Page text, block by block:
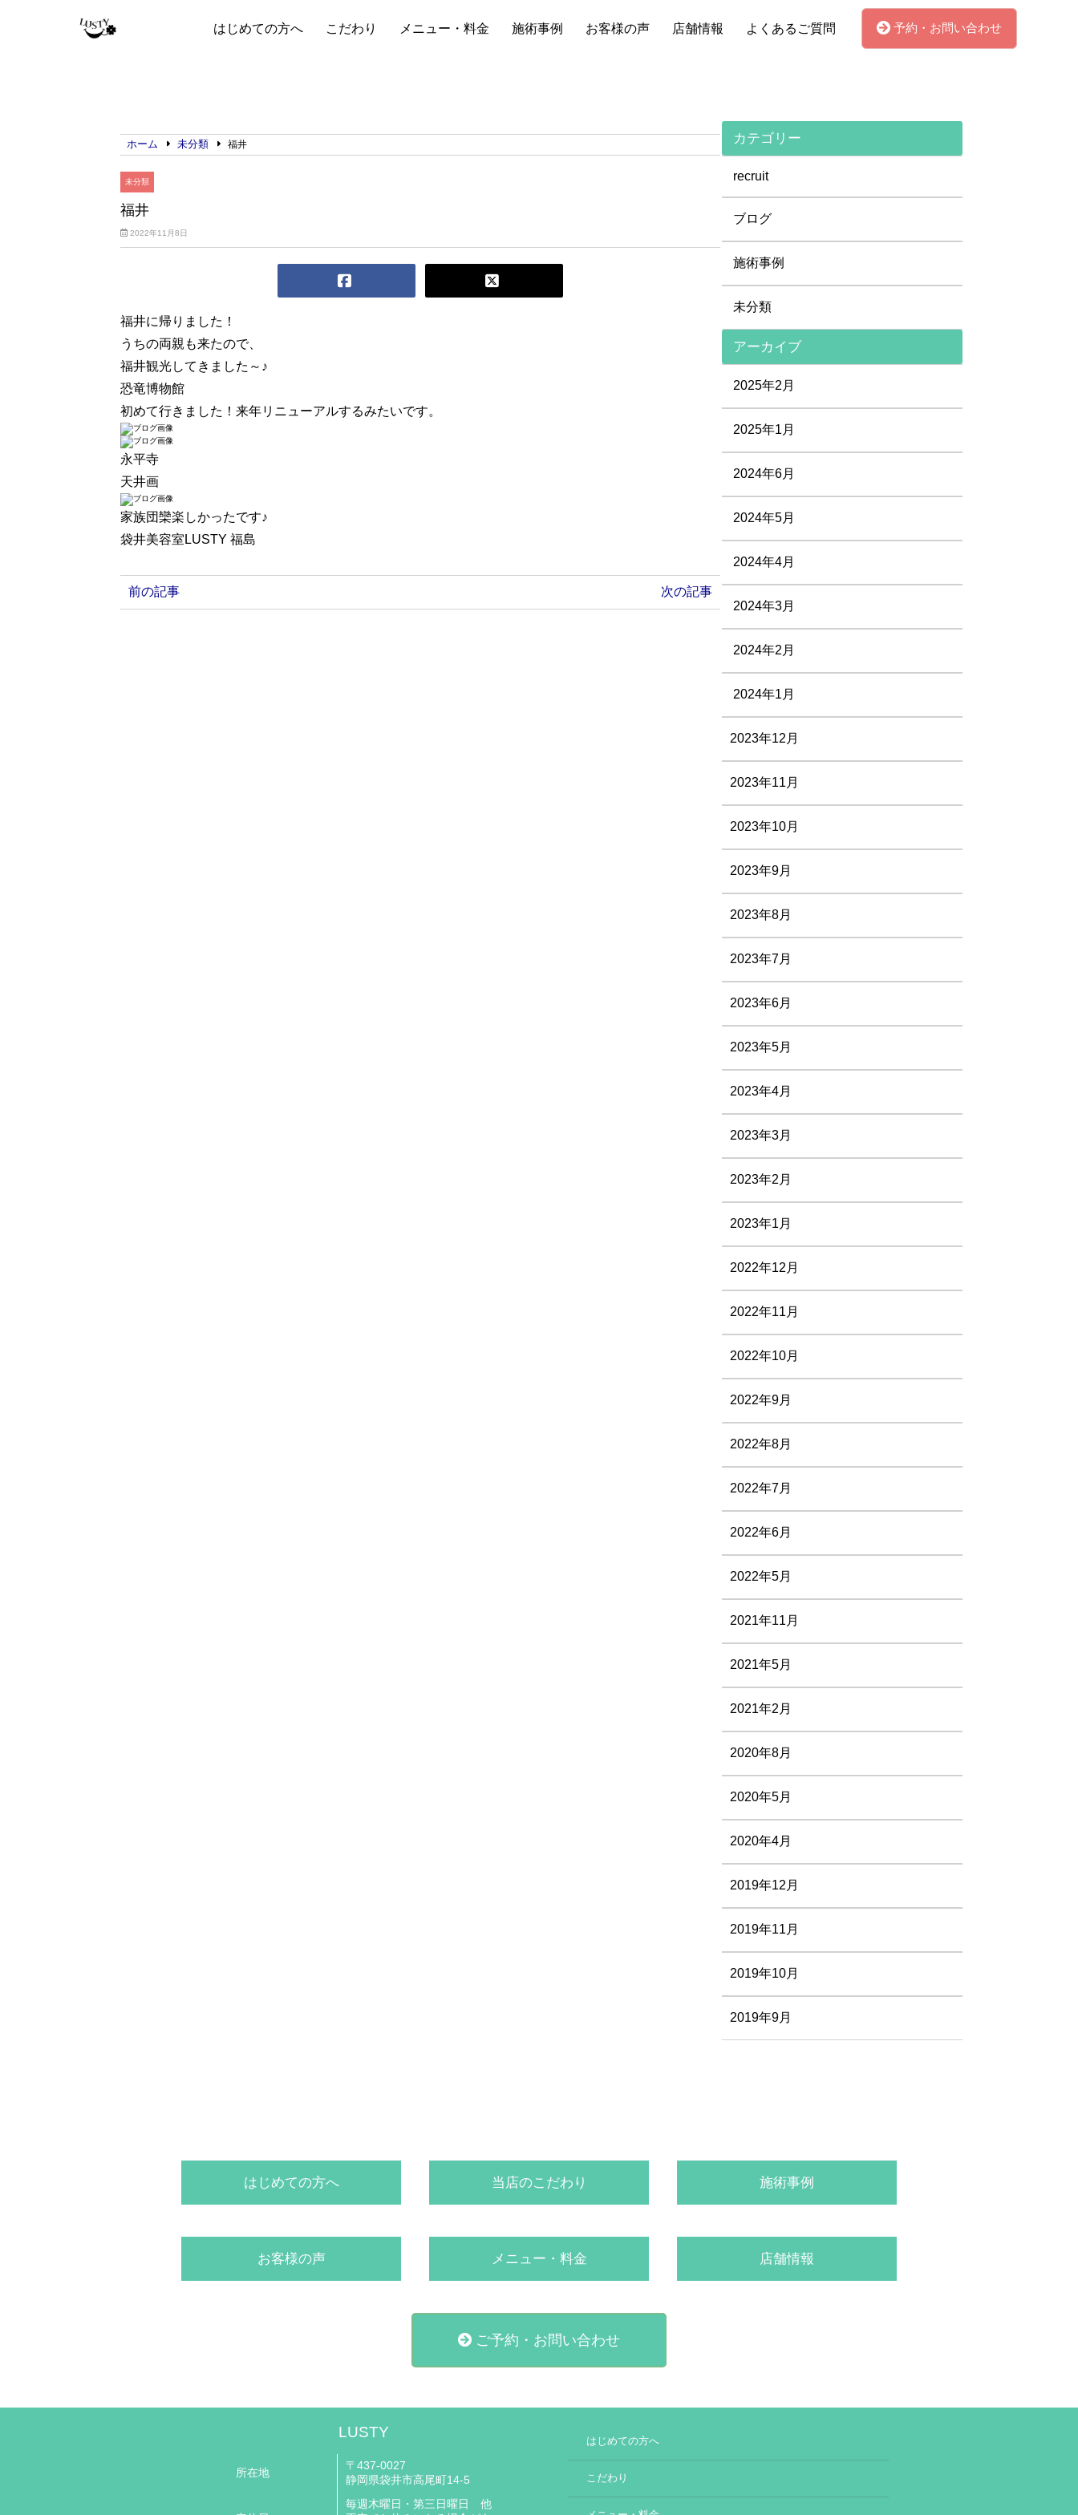
はじめての方へ こだわり メニュー・料金 施術事例 お客様の声 店舗情報 よくあるご質問 予約・お問い合わせ
ホーム 未分類 福井
未分類
福井
2022年11月8日
福井に帰りました！
うちの両親も来たので、
福井観光してきました～♪
恐竜博物館
初めて行きました！来年リニューアルするみたいです。
永平寺
天井画
家族団欒楽しかったです♪
袋井美容室LUSTY 福島
前の記事 次の記事
カテゴリー
recruit
ブログ
施術事例
未分類
アーカイブ
2025年2月
2025年1月
2024年6月
2024年5月
2024年4月
2024年3月
2024年2月
2024年1月
2023年12月
2023年11月
2023年10月
2023年9月
2023年8月
2023年7月
2023年6月
2023年5月
2023年4月
2023年3月
2023年2月
2023年1月
2022年12月
2022年11月
2022年10月
2022年9月
2022年8月
2022年7月
2022年6月
2022年5月
2021年11月
2021年5月
2021年2月
2020年8月
2020年5月
2020年4月
2019年12月
2019年11月
2019年10月
2019年9月
はじめての方へ 当店のこだわり 施術事例
お客様の声 メニュー・料金 店舗情報
ご予約・お問い合わせ
LUSTY
所在地
〒437-0027
静岡県袋井市高尾町14-5
毎週木曜日・第三日曜日 他
はじめての方へ
こだわり